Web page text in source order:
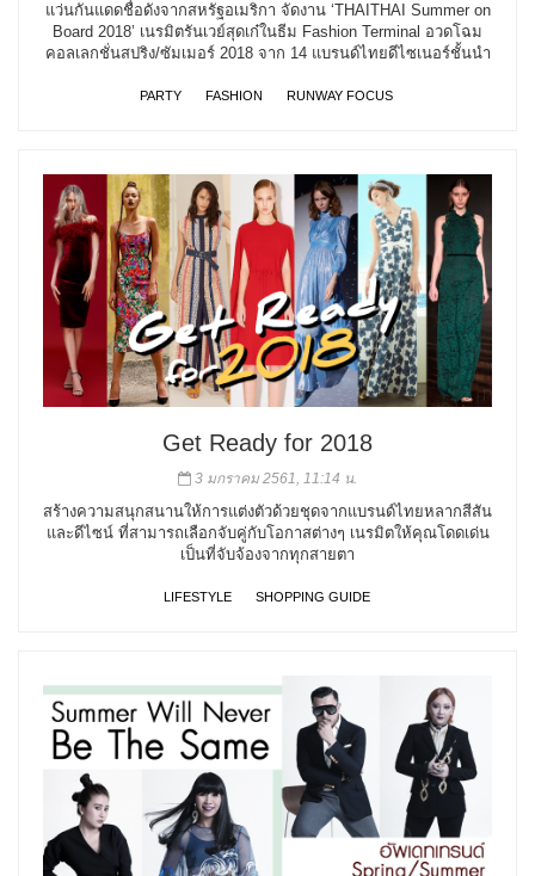
แว่นกันแดดชื่อดังจากสหรัฐอเมริกา จัดงาน ‘THAITHAI Summer on
Board 2018’ เนรมิตรันเวย์สุดเก๋ในธีม Fashion Terminal อวดโฉม
คอลเลกชั่นสปริง/ซัมเมอร์ 2018 จาก 14 แบรนด์ไทยดีไซเนอร์ชั้นนำ
PARTY FASHION RUNWAY FOCUS
Get Ready for 2018
3 มกราคม 2561, 11:14 น.
สร้างความสนุกสนานให้การแต่งตัวด้วยชุดจากแบรนด์ไทยหลากสีสัน
และดีไซน์ ที่สามารถเลือกจับคู่กับโอกาสต่างๆ เนรมิตให้คุณโดดเด่น
เป็นที่จับจ้องจากทุกสายตา
LIFESTYLE SHOPPING GUIDE